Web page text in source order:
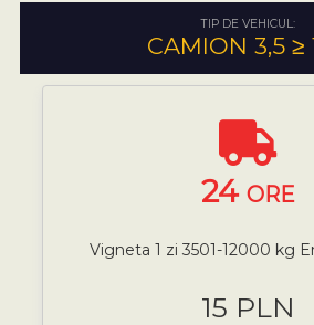
TIP DE VEHICUL:
CAMION 3,5 ≥
24 ORE
Vigneta 1 zi 3501-12000 kg
15 PLN